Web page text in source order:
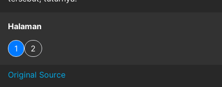
Halaman
1 2
Original Source